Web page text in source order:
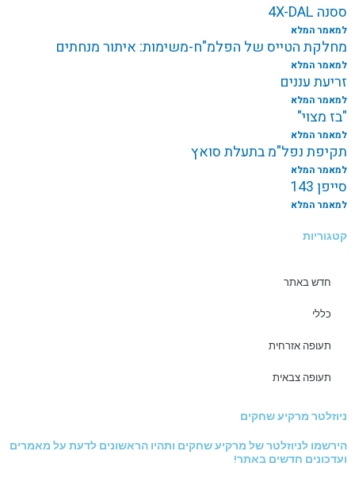
ססנה 4X-DAL
למאמר המלא
מחלקת הטייס של הפלמ"ח-משימות: איתור מנחתים
למאמר המלא
זריעת עננים
למאמר המלא
"בז מצוי"
למאמר המלא
תקיפת נפל"מ בתעלת סואץ
למאמר המלא
סייפן 143
למאמר המלא
קטגוריות
חדש באתר
כללי
תעופה אזרחית
תעופה צבאית
ניוזלטר מרקיע שחקים
הירשמו לניוזלטר של מרקיע שחקים ותהיו הראשונים לדעת על מאמרים
ועדכונים חדשים באתר!